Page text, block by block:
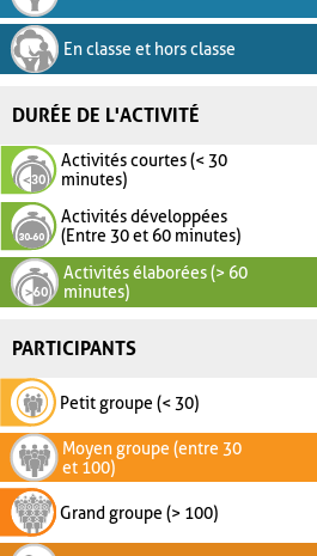
En classe et hors classe
DURÉE DE L'ACTIVITÉ
Activités courtes (< 30
minutes)
Activités développées
(Entre 30 et 60 minutes)
Activités élaborées (> 60
minutes)
PARTICIPANTS
Petit groupe (< 30)
Moyen groupe (entre 30
et 100)
Grand groupe (> 100)